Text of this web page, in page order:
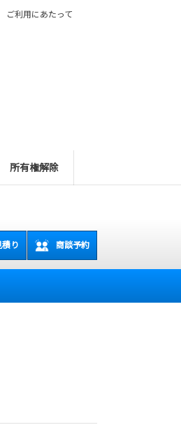
所有権解除
ご利用にあたって
り 商談予約